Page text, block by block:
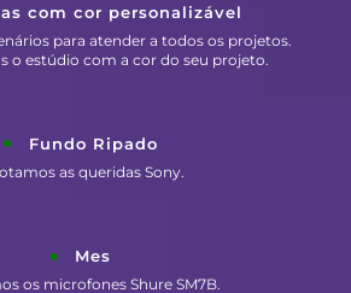
com cor personalizável
para atender a todos os projetos.
o estúdio com a cor do seu projeto.
Fundo Ripado
as queridas Sony.
Mes
os microfones Shure SM7B.